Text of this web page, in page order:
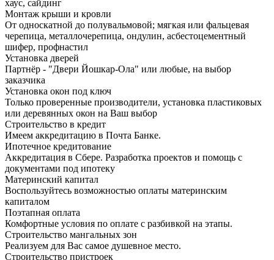
хаус, сайдинг
Монтаж крыши и кровли
От односкатной до полувальмовой; мягкая или фальцевая
черепица, металлочерепица, ондулин, асбестоцементный
шифер, профнастил
Установка дверей
Партнёр - "Двери Йошкар-Ола" или любые, на выбор
заказчика
Установка окон под ключ
Только проверенные производители, установка пластиковых
или деревянных окон на Ваш выбор
Строительство в кредит
Имеем аккредитацию в Почта Банке.
Ипотечное кредитование
Аккредитация в Сбере. Разработка проектов и помощь с
документами под ипотеку
Материнский капитал
Воспользуйтесь возможностью оплаты материнским
капиталом
Поэтапная оплата
Комфортные условия по оплате с разбивкой на этапы.
Строительство мангальных зон
Реализуем для Вас самое душевное место.
Строительство пристроек